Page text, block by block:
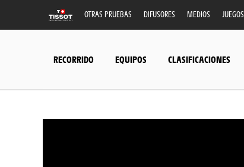
OTRAS PRUEBAS DIFUSORES MEDIOS JUEGOS
RECORRIDO EQUIPOS CLASIFICACIONES